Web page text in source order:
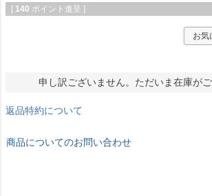
[ 140 ポイント進呈 ]
お気
申し訳ございません。ただいま在庫がご
返品特約について
商品についてのお問い合わせ